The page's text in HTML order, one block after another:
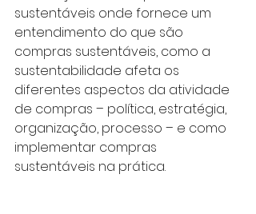
sustentáveis onde fornece um
entendimento do que são
compras sustentáveis, como a
sustentabilidade afeta os
diferentes aspectos da atividade
de compras – política, estratégia,
organização, processo – e como
implementar compras
sustentáveis na prática.